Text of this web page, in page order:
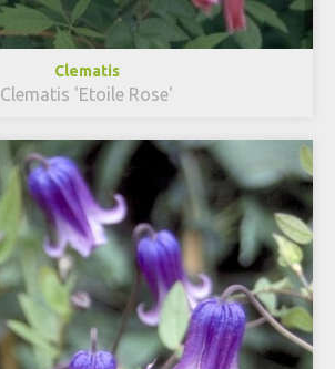
Clematis
Clematis 'Etoile Rose'